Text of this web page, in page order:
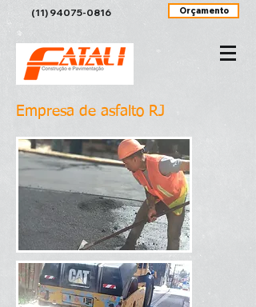
(11) 94075-0816 Orçamento
Empresa de asfalto RJ